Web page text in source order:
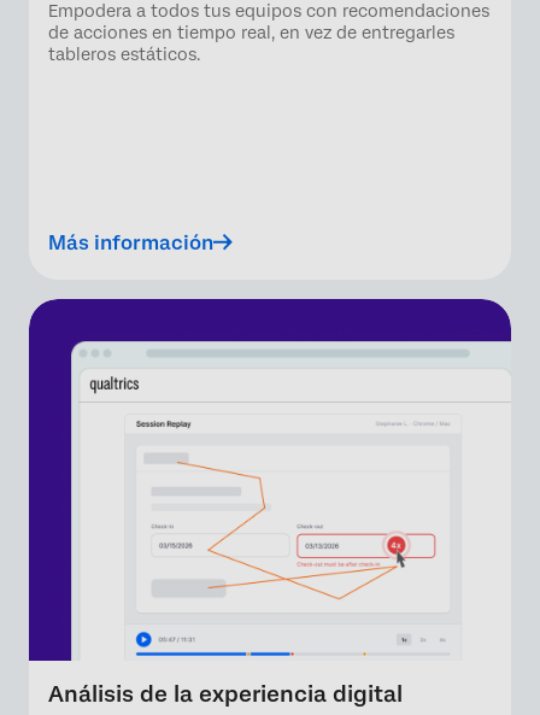
Empodera a todos tus equipos con recomendaciones
de acciones en tiempo real, en vez de entregarles
tableros estáticos.
Más información
Análisis de la experiencia digital